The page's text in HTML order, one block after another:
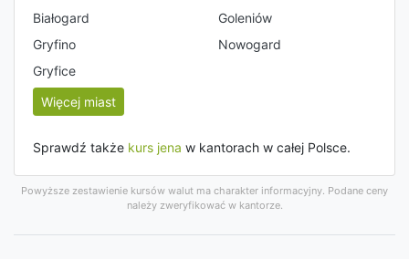
Białogard
Goleniów
Gryfino
Nowogard
Gryfice
Więcej miast
Sprawdź także kurs jena w kantorach w całej Polsce.
Powyższe zestawienie kursów walut ma charakter informacyjny. Podane ceny
należy zweryfikować w kantorze.